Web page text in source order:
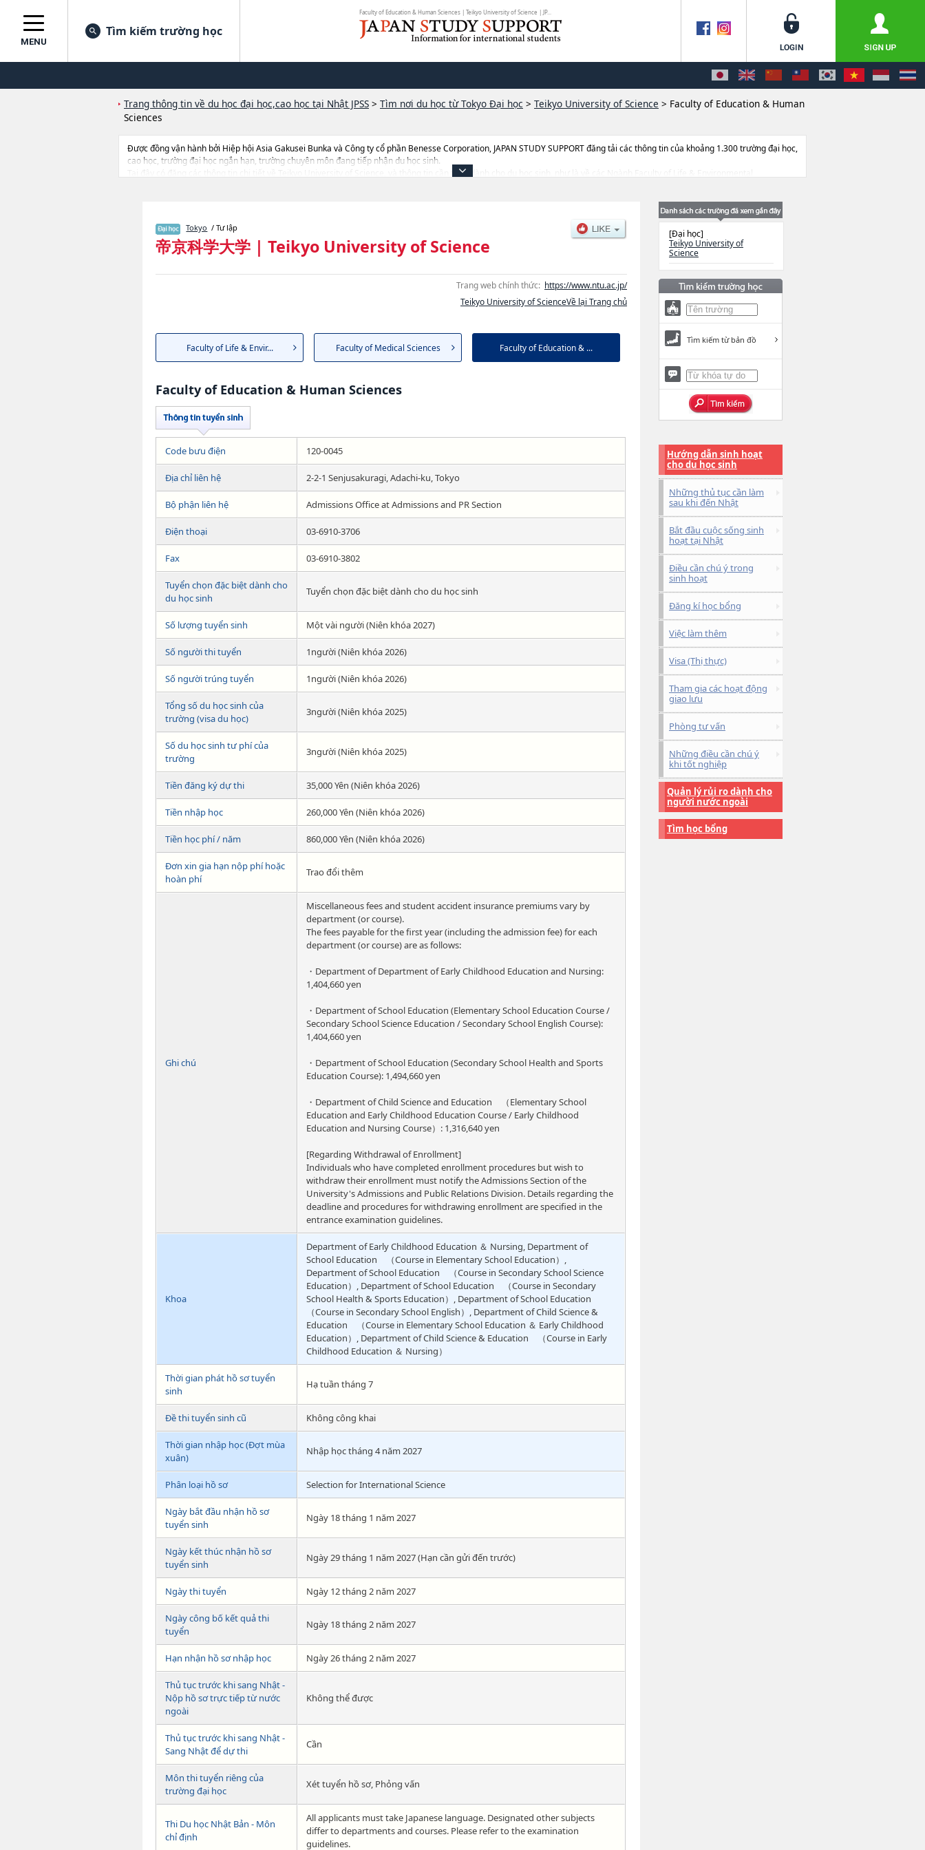
Faculty of Education & Human Sciences | Teikyo University of Science | JP...
MENU
Tìm kiếm trường học
Trang thông tin về du học đại học,cao học tại Nhật JPSS > Tìm nơi du học từ Tokyo Đại học > Teikyo University of Science > Faculty of Education & Human
Sciences
Được đồng vận hành bởi Hiệp hội Asia Gakusei Bunka và Công ty cổ phần Benesse Corporation, JAPAN STUDY SUPPORT đăng tải các thông tin của khoảng 1.300 trường đại học,
cao học, trường đại học ngắn hạn, trường chuyên môn đang tiếp nhận du học sinh.
Tại đây có đăng các thông tin chi tiết về Teikyo University of Science, và thông tin cần thiết dành cho du học sinh, như là về các Ngành Faculty of Life & Environmental
Tokyo / Tư lập
帝京科学大学 | Teikyo University of Science
Trang web chính thức: https://www.ntu.ac.jp/
Teikyo University of ScienceVề lại Trang chủ
Faculty of Life & Envir... Faculty of Medical Sciences Faculty of Education & ...
Faculty of Education & Human Sciences
Code bưu điện 120-0045
Địa chỉ liên hệ 2-2-1 Senjusakuragi, Adachi-ku, Tokyo
Bộ phận liên hệ Admissions Office at Admissions and PR Section
Điện thoại 03-6910-3706
Fax 03-6910-3802
Tuyển chọn đặc biệt dành cho
du học sinh
Tuyển chọn đặc biệt dành cho du học sinh
Số lượng tuyển sinh Một vài người (Niên khóa 2027)
Số người thi tuyển 1người (Niên khóa 2026)
Số người trúng tuyển 1người (Niên khóa 2026)
Tổng số du học sinh của
trường (visa du học)
3người (Niên khóa 2025)
Số du học sinh tư phí của
trường
3người (Niên khóa 2025)
Tiền đăng ký dự thi 35,000 Yên (Niên khóa 2026)
Tiền nhập học 260,000 Yên (Niên khóa 2026)
Tiền học phí / năm 860,000 Yên (Niên khóa 2026)
Đơn xin gia hạn nộp phí hoặc
hoàn phí
Trao đổi thêm
Ghi chú
Miscellaneous fees and student accident insurance premiums vary by
department (or course).
The fees payable for the first year (including the admission fee) for each
department (or course) are as follows:
・Department of Department of Early Childhood Education and Nursing:
1,404,660 yen
・Department of School Education (Elementary School Education Course /
Secondary School Science Education / Secondary School English Course):
1,404,660 yen
・Department of School Education (Secondary School Health and Sports
Education Course): 1,494,660 yen
・Department of Child Science and Education （Elementary School
Education and Early Childhood Education Course / Early Childhood
Education and Nursing Course）: 1,316,640 yen
[Regarding Withdrawal of Enrollment]
Individuals who have completed enrollment procedures but wish to
withdraw their enrollment must notify the Admissions Section of the
University's Admissions and Public Relations Division. Details regarding the
deadline and procedures for withdrawing enrollment are specified in the
entrance examination guidelines.
Khoa
Department of Early Childhood Education ＆ Nursing, Department of
School Education （Course in Elementary School Education）,
Department of School Education （Course in Secondary School Science
Education）, Department of School Education （Course in Secondary
School Health & Sports Education）, Department of School Education
（Course in Secondary School English）, Department of Child Science &
Education （Course in Elementary School Education ＆ Early Childhood
Education）, Department of Child Science & Education （Course in Early
Childhood Education ＆ Nursing）
Thời gian phát hồ sơ tuyển
sinh
Hạ tuần tháng 7
Đề thi tuyển sinh cũ Không công khai
Thời gian nhập học (Đợt mùa
xuân)
Nhập học tháng 4 năm 2027
Phân loại hồ sơ Selection for International Science
Ngày bắt đầu nhận hồ sơ
tuyển sinh
Ngày 18 tháng 1 năm 2027
Ngày kết thúc nhận hồ sơ
tuyển sinh
Ngày 29 tháng 1 năm 2027 (Hạn cần gửi đến trước)
Ngày thi tuyển Ngày 12 tháng 2 năm 2027
Ngày công bố kết quả thi
tuyển
Ngày 18 tháng 2 năm 2027
Hạn nhận hồ sơ nhập học Ngày 26 tháng 2 năm 2027
Thủ tục trước khi sang Nhật -
Nộp hồ sơ trực tiếp từ nước
ngoài
Không thể được
Thủ tục trước khi sang Nhật -
Sang Nhật để dự thi
Cần
Môn thi tuyển riêng của
trường đại học
Xét tuyển hồ sơ, Phỏng vấn
Thi Du học Nhật Bản - Môn
chỉ định
All applicants must take Japanese language. Designated other subjects
differ to departments and courses. Please refer to the examination
guidelines.
[Đại học]
Teikyo University of
Science
Tìm kiếm từ bản đồ
Hướng dẫn sinh hoạt
cho du học sinh
Những thủ tục cần làm
sau khi đến Nhật
Bắt đầu cuộc sống sinh
hoạt tại Nhật
Điều cần chú ý trong
sinh hoạt
Đăng kí học bổng
Việc làm thêm
Visa (Thị thực)
Tham gia các hoạt động
giao lưu
Phòng tư vấn
Những điều cần chú ý
khi tốt nghiệp
Quản lý rủi ro dành cho
người nước ngoài
Tìm học bổng